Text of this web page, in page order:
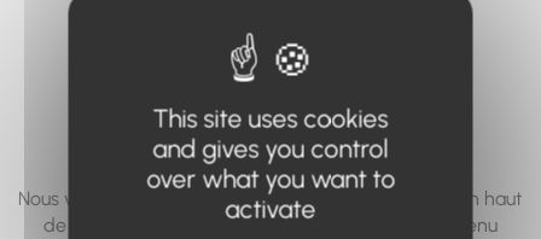
vous cherchez à
accéder n'existe
pas... ou plus.
Nous vous invitons à utiliser le moteur de recherche en haut
de page, ou à utiliser le menu pour trouver le contenu
This site uses cookies
and gives you control
over what you want to
activate